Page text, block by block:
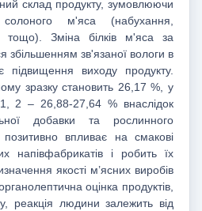
склад продукту, зумовлюючи
солоного м'яса (набухання,
тощо). Зміна білків м'яса за
збільшенням зв'язаної вологи в
підвищення виходу продукту.
зразку становить 26,17 %, у
2 – 26,88-27,64 % внаслідок
добавки та рослинного
впливає на смакові
напівфабрикатів і робить їх
якості м’ясних виробів
оцінка продуктів,
реакція людини залежить від